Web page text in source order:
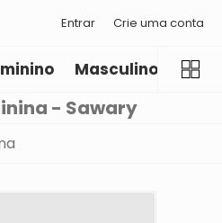
Entrar Crie uma conta
Masculino
- Sawary